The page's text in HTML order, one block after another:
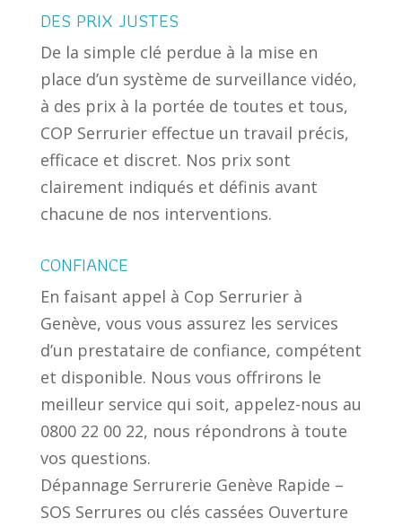
DES PRIX JUSTES
De la simple clé perdue à la mise en
place d’un système de surveillance vidéo,
à des prix à la portée de toutes et tous,
COP Serrurier effectue un travail précis,
efficace et discret. Nos prix sont
clairement indiqués et définis avant
chacune de nos interventions.
CONFIANCE
En faisant appel à Cop Serrurier à
Genève, vous vous assurez les services
d’un prestataire de confiance, compétent
et disponible. Nous vous offrirons le
meilleur service qui soit, appelez-nous au
0800 22 00 22, nous répondrons à toute
vos questions.
Dépannage Serrurerie Genève Rapide –
SOS Serrures ou clés cassées Ouverture